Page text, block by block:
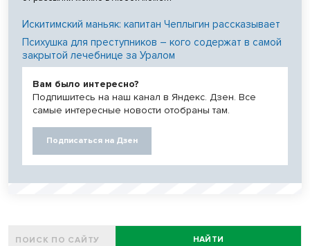
Искитимский маньяк: капитан Чеплыгин рассказывает
Психушка для преступников – кого содержат в самой
закрытой лечебнице за Уралом
Вам было интересно?
Подпишитесь на наш канал в Яндекс. Дзен. Все
самые интересные новости отобраны там.
Подписаться на Дзен
НАЙТИ